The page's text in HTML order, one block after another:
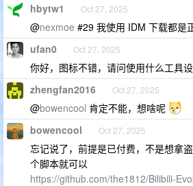
hbytw1 Oct 27, 2025
@nexmoe #29 我使用 IDM 下载都是
ufan0 Oct 27, 2025
你好，图标不错，请问使用什么工具设
zhengfan2016 Oct 27, 2025
@bowencool 肯定不能，想啥呢
bowencool Oct 27, 2025
忘记说了，前提是已付费，不是想拿
个脚本就可以
https://github.com/the1812/Bilibili-